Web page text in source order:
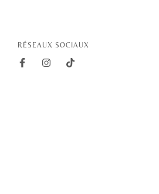
RÉSEAUX SOCIAUX